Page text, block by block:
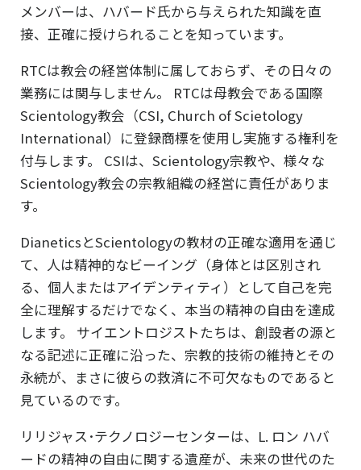
メンバーは、ハバード氏から与えられた知識を直
接、正確に授けられることを知っています。
RTCは教会の経営体制に属しておらず、その日々の
業務には関与しません。 RTCは母教会である国際
Scientology教会（CSI, Church of Scietology
International）に登録商標を使用し実施する権利を
付与します。 CSIは、Scientology宗教や、様々な
Scientology教会の宗教組織の経営に責任がありま
す。
DianeticsとScientologyの教材の正確な適用を通じ
て、人は精神的なビーイング（身体とは区別され
る、個人またはアイデンティティ）として自己を完
全に理解するだけでなく、本当の精神の自由を達成
します。 サイエントロジストたちは、創設者の源と
なる記述に正確に沿った、宗教的技術の維持とその
永続が、まさに彼らの救済に不可欠なものであると
見ているのです。
リリジャス･テクノロジーセンターは、L. ロン ハバ
ードの精神の自由に関する遺産が、未来の世代のた